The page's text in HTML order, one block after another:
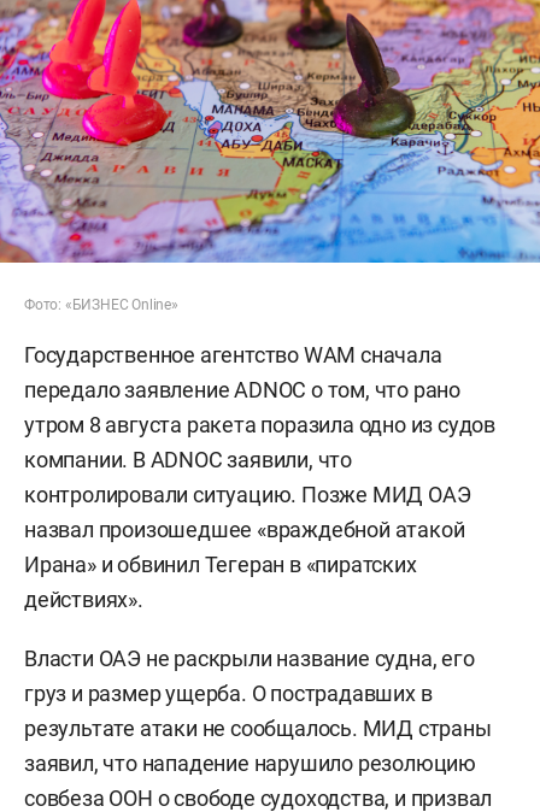
Фото: «БИЗНЕС Online»
Государственное агентство WAM сначала
передало заявление ADNOC о том, что рано
утром 8 августа ракета поразила одно из судов
компании. В ADNOC заявили, что
контролировали ситуацию. Позже МИД ОАЭ
назвал произошедшее «враждебной атакой
Ирана» и обвинил Тегеран в «пиратских
действиях».
Власти ОАЭ не раскрыли название судна, его
груз и размер ущерба. О пострадавших в
результате атаки не сообщалось. МИД страны
заявил, что нападение нарушило резолюцию
совбеза ООН о свободе судоходства, и призвал